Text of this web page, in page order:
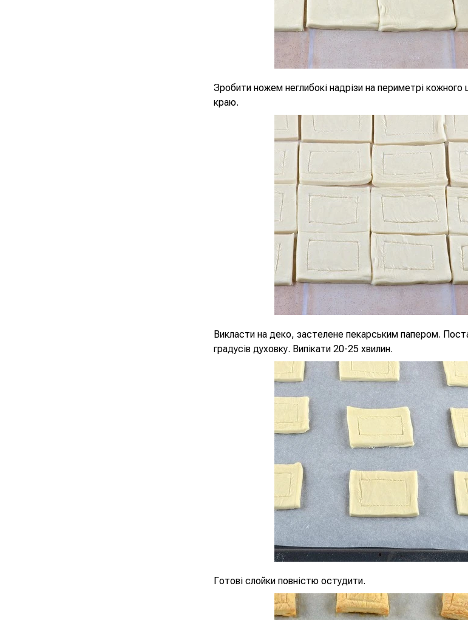
Зробити ножем неглибокі надрізи на периметрі
краю.
Викласти на деко, застелене пекарським папером.
градусів духовку. Випікати 20-25 хвилин.
Готові слойки повністю остудити.